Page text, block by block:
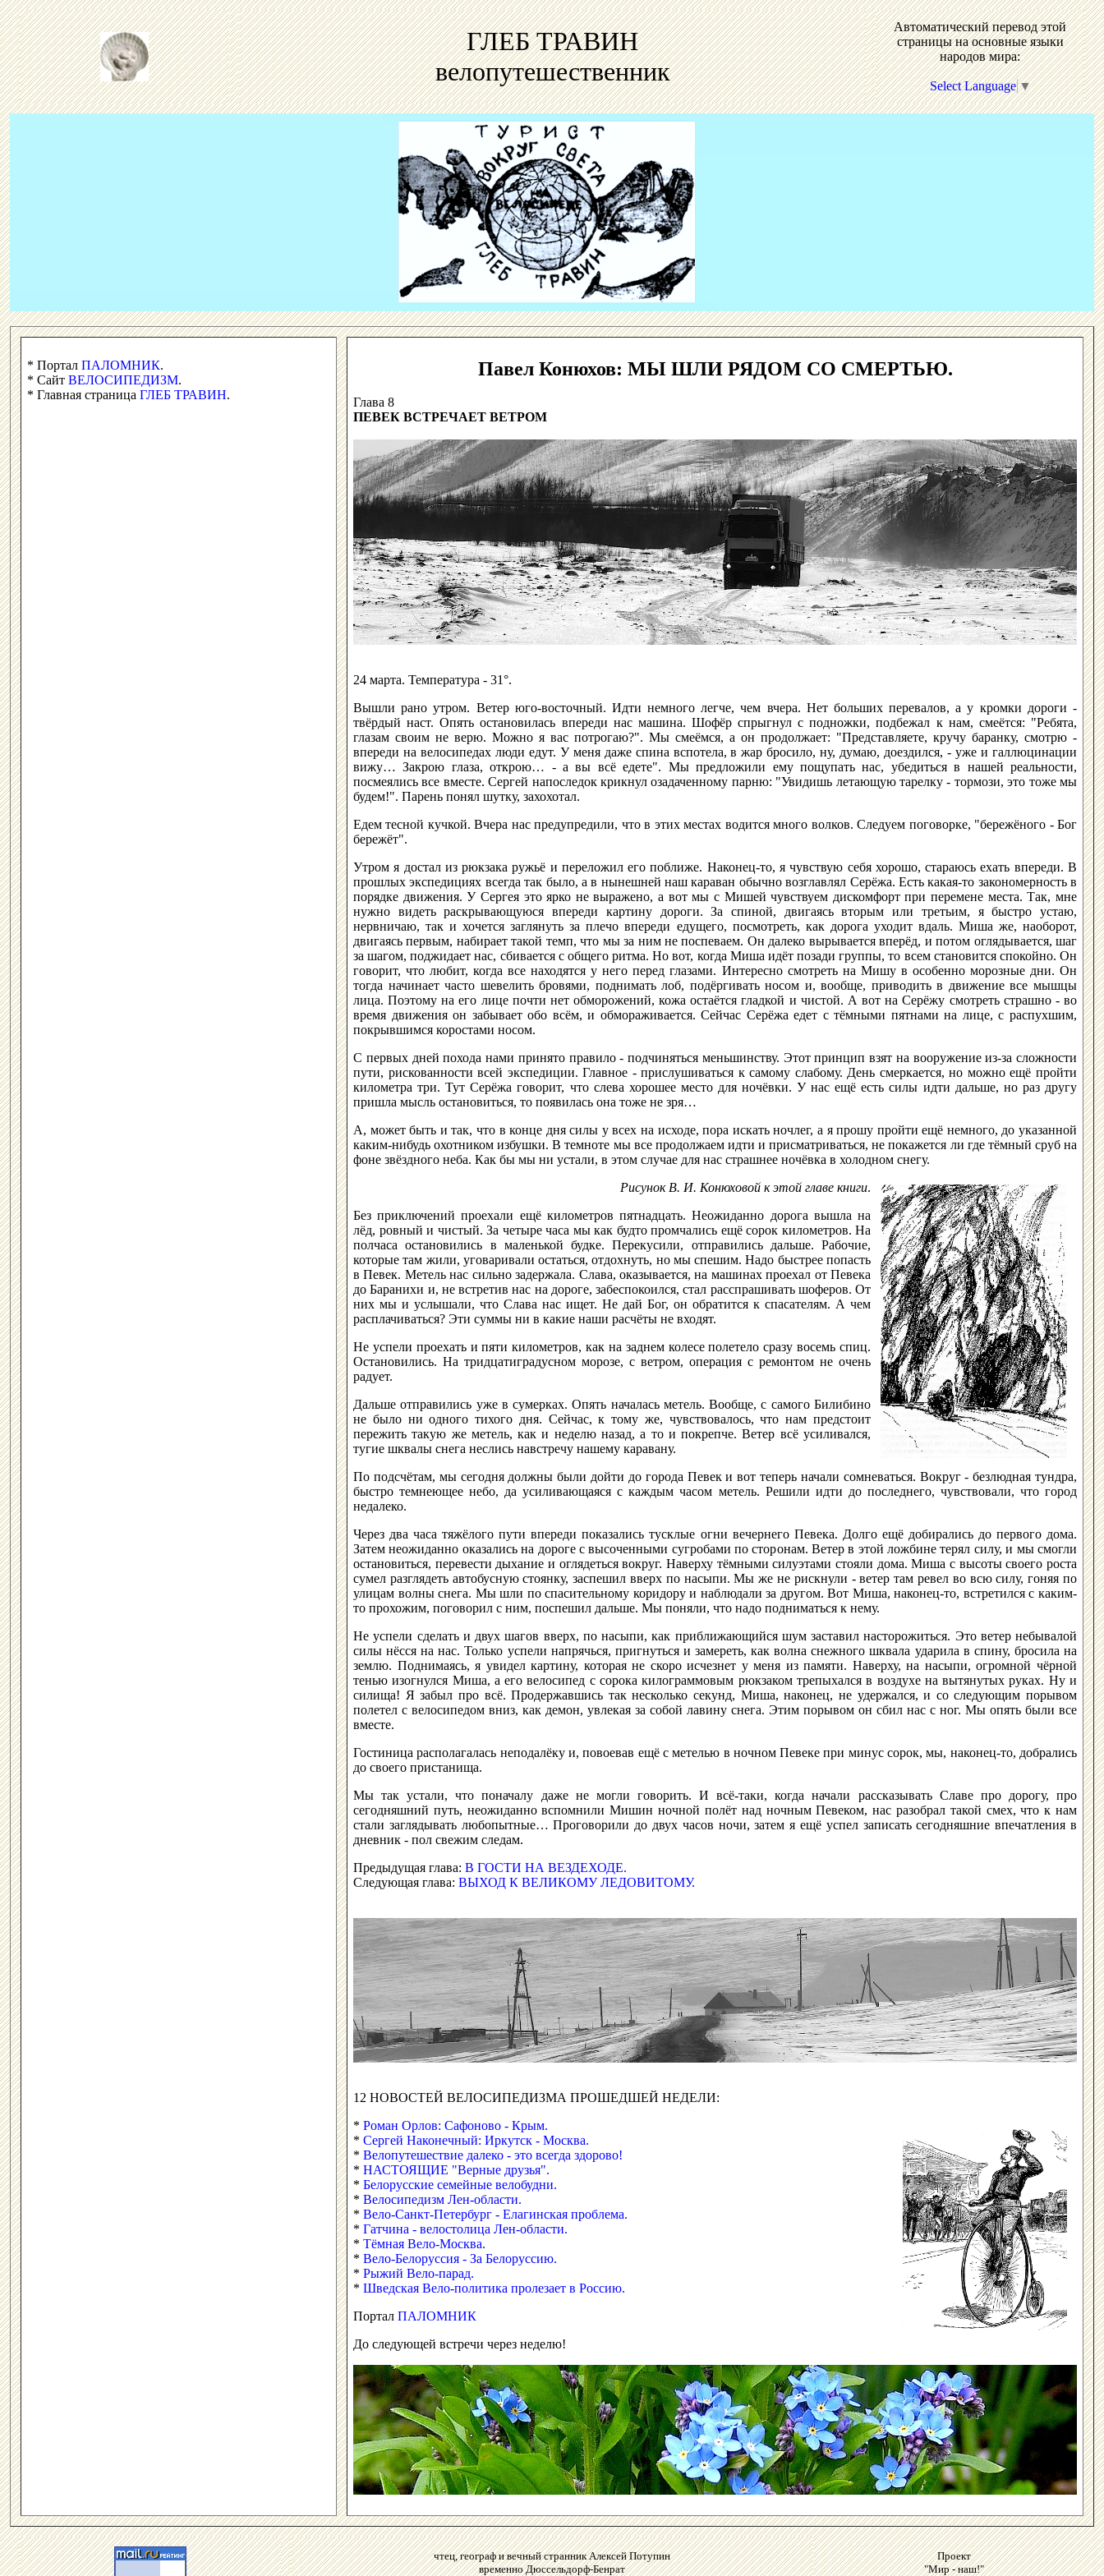
ГЛЕБ ТРАВИН
велопутешественник
Автоматический перевод этой
страницы на основные языки
народов мира:
Select Language▼
* Портал ПАЛОМНИК.
* Сайт ВЕЛОСИПЕДИЗМ.
* Главная страница ГЛЕБ ТРАВИН.
Павел Конюхов: МЫ ШЛИ РЯДОМ СО СМЕРТЬЮ.
Глава 8
ПЕВЕК ВСТРЕЧАЕТ ВЕТРОМ
24 марта. Температура - 31°.
Вышли рано утром. Ветер юго-восточный. Идти немного легче, чем вчера. Нет больших перевалов, а у кромки дороги -
твёрдый наст. Опять остановилась впереди нас машина. Шофёр спрыгнул с подножки, подбежал к нам, смеётся: "Ребята,
глазам своим не верю. Можно я вас потрогаю?". Мы смеёмся, а он продолжает: "Представляете, кручу баранку, смотрю -
впереди на велосипедах люди едут. У меня даже спина вспотела, в жар бросило, ну, думаю, доездился, - уже и галлюцинации
вижу… Закрою глаза, открою… - а вы всё едете". Мы предложили ему пощупать нас, убедиться в нашей реальности,
посмеялись все вместе. Сергей напоследок крикнул озадаченному парню: "Увидишь летающую тарелку - тормози, это тоже мы
будем!". Парень понял шутку, захохотал.
Едем тесной кучкой. Вчера нас предупредили, что в этих местах водится много волков. Следуем поговорке, "бережёного - Бог
бережёт".
Утром я достал из рюкзака ружьё и переложил его поближе. Наконец-то, я чувствую себя хорошо, стараюсь ехать впереди. В
прошлых экспедициях всегда так было, а в нынешней наш караван обычно возглавлял Серёжа. Есть какая-то закономерность в
порядке движения. У Сергея это ярко не выражено, а вот мы с Мишей чувствуем дискомфорт при перемене места. Так, мне
нужно видеть раскрывающуюся впереди картину дороги. За спиной, двигаясь вторым или третьим, я быстро устаю,
нервничаю, так и хочется заглянуть за плечо впереди едущего, посмотреть, как дорога уходит вдаль. Миша же, наоборот,
двигаясь первым, набирает такой темп, что мы за ним не поспеваем. Он далеко вырывается вперёд, и потом оглядывается, шаг
за шагом, поджидает нас, сбивается с общего ритма. Но вот, когда Миша идёт позади группы, то всем становится спокойно. Он
говорит, что любит, когда все находятся у него перед глазами. Интересно смотреть на Мишу в особенно морозные дни. Он
тогда начинает часто шевелить бровями, поднимать лоб, подёргивать носом и, вообще, приводить в движение все мышцы
лица. Поэтому на его лице почти нет обморожений, кожа остаётся гладкой и чистой. А вот на Серёжу смотреть страшно - во
время движения он забывает обо всём, и обмораживается. Сейчас Серёжа едет с тёмными пятнами на лице, с распухшим,
покрывшимся коростами носом.
С первых дней похода нами принято правило - подчиняться меньшинству. Этот принцип взят на вооружение из-за сложности
пути, рискованности всей экспедиции. Главное - прислушиваться к самому слабому. День смеркается, но можно ещё пройти
километра три. Тут Серёжа говорит, что слева хорошее место для ночёвки. У нас ещё есть силы идти дальше, но раз другу
пришла мысль остановиться, то появилась она тоже не зря…
А, может быть и так, что в конце дня силы у всех на исходе, пора искать ночлег, а я прошу пройти ещё немного, до указанной
каким-нибудь охотником избушки. В темноте мы все продолжаем идти и присматриваться, не покажется ли где тёмный сруб на
фоне звёздного неба. Как бы мы ни устали, в этом случае для нас страшнее ночёвка в холодном снегу.
Рисунок В. И. Конюховой к этой главе книги.
Без приключений проехали ещё километров пятнадцать. Неожиданно дорога вышла на
лёд, ровный и чистый. За четыре часа мы как будто промчались ещё сорок километров. На
полчаса остановились в маленькой будке. Перекусили, отправились дальше. Рабочие,
которые там жили, уговаривали остаться, отдохнуть, но мы спешим. Надо быстрее попасть
в Певек. Метель нас сильно задержала. Слава, оказывается, на машинах проехал от Певека
до Баранихи и, не встретив нас на дороге, забеспокоился, стал расспрашивать шоферов. От
них мы и услышали, что Слава нас ищет. Не дай Бог, он обратится к спасателям. А чем
расплачиваться? Эти суммы ни в какие наши расчёты не входят.
Не успели проехать и пяти километров, как на заднем колесе полетело сразу восемь спиц.
Остановились. На тридцатиградусном морозе, с ветром, операция с ремонтом не очень
радует.
Дальше отправились уже в сумерках. Опять началась метель. Вообще, с самого Билибино
не было ни одного тихого дня. Сейчас, к тому же, чувствовалось, что нам предстоит
пережить такую же метель, как и неделю назад, а то и покрепче. Ветер всё усиливался,
тугие шквалы снега неслись навстречу нашему каравану.
По подсчётам, мы сегодня должны были дойти до города Певек и вот теперь начали сомневаться. Вокруг - безлюдная тундра,
быстро темнеющее небо, да усиливающаяся с каждым часом метель. Решили идти до последнего, чувствовали, что город
недалеко.
Через два часа тяжёлого пути впереди показались тусклые огни вечернего Певека. Долго ещё добирались до первого дома.
Затем неожиданно оказались на дороге с высоченными сугробами по сторонам. Ветер в этой ложбине терял силу, и мы смогли
остановиться, перевести дыхание и оглядеться вокруг. Наверху тёмными силуэтами стояли дома. Миша с высоты своего роста
сумел разглядеть автобусную стоянку, заспешил вверх по насыпи. Мы же не рискнули - ветер там ревел во всю силу, гоняя по
улицам волны снега. Мы шли по спасительному коридору и наблюдали за другом. Вот Миша, наконец-то, встретился с каким-
то прохожим, поговорил с ним, поспешил дальше. Мы поняли, что надо подниматься к нему.
Не успели сделать и двух шагов вверх, по насыпи, как приближающийся шум заставил насторожиться. Это ветер небывалой
силы нёсся на нас. Только успели напрячься, пригнуться и замереть, как волна снежного шквала ударила в спину, бросила на
землю. Поднимаясь, я увидел картину, которая не скоро исчезнет у меня из памяти. Наверху, на насыпи, огромной чёрной
тенью изогнулся Миша, а его велосипед с сорока килограммовым рюкзаком трепыхался в воздухе на вытянутых руках. Ну и
силища! Я забыл про всё. Продержавшись так несколько секунд, Миша, наконец, не удержался, и со следующим порывом
полетел с велосипедом вниз, как демон, увлекая за собой лавину снега. Этим порывом он сбил нас с ног. Мы опять были все
вместе.
Гостиница располагалась неподалёку и, повоевав ещё с метелью в ночном Певеке при минус сорок, мы, наконец-то, добрались
до своего пристанища.
Мы так устали, что поначалу даже не могли говорить. И всё-таки, когда начали рассказывать Славе про дорогу, про
сегодняшний путь, неожиданно вспомнили Мишин ночной полёт над ночным Певеком, нас разобрал такой смех, что к нам
стали заглядывать любопытные… Проговорили до двух часов ночи, затем я ещё успел записать сегодняшние впечатления в
дневник - пол свежим следам.
Предыдущая глава: В ГОСТИ НА ВЕЗДЕХОДЕ.
Следующая глава: ВЫХОД К ВЕЛИКОМУ ЛЕДОВИТОМУ.
12 НОВОСТЕЙ ВЕЛОСИПЕДИЗМА ПРОШЕДШЕЙ НЕДЕЛИ:
* Роман Орлов: Сафоново - Крым.
* Сергей Наконечный: Иркутск - Москва.
* Велопутешествие далеко - это всегда здорово!
* НАСТОЯЩИЕ "Верные друзья".
* Белорусские семейные велобудни.
* Велосипедизм Лен-области.
* Вело-Санкт-Петербург - Елагинская проблема.
* Гатчина - велостолица Лен-области.
* Тёмная Вело-Москва.
* Вело-Белоруссия - За Белоруссию.
* Рыжий Вело-парад.
* Шведская Вело-политика пролезает в Россию.
Портал ПАЛОМНИК
До следующей встречи через неделю!
чтец, географ и вечный странник Алексей Потупин
временно Дюссельдорф-Бенрат
Проект
"Мир - наш!"